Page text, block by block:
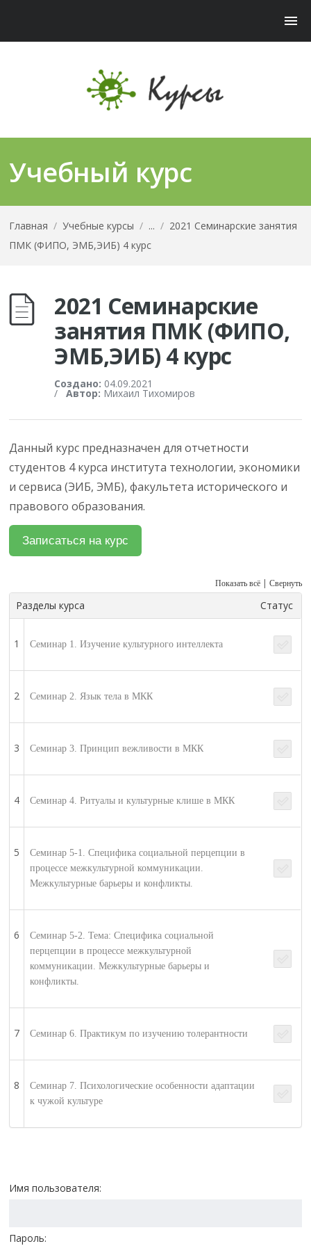
Учебный курс
Главная / Учебные курсы / ... / 2021 Семинарские занятия
ПМК (ФИПО, ЭМБ,ЭИБ) 4 курс
2021 Семинарские
занятия ПМК (ФИПО,
ЭМБ,ЭИБ) 4 курс
Создано: 04.09.2021
/ Автор: Михаил Тихомиров
Данный курс предназначен для отчетности
студентов 4 курса института технологии, экономики
и сервиса (ЭИБ, ЭМБ), факультета исторического и
правового образования.
Показать всё| Свернуть
Разделы курса Статус
1 Семинар 1. Изучение культурного интеллекта
2 Семинар 2. Язык тела в МКК
3 Семинар 3. Принцип вежливости в МКК
4 Семинар 4. Ритуалы и культурные клише в МКК
5
Семинар 5-1. Специфика социальной перцепции в
процессе межкультурной коммуникации.
Межкультурные барьеры и конфликты.
6
Семинар 5-2. Тема: Специфика социальной
перцепции в процессе межкультурной
коммуникации. Межкультурные барьеры и
конфликты.
7 Семинар 6. Практикум по изучению толерантности
8
Семинар 7. Психологические особенности адаптации
к чужой культуре
Имя пользователя:
Пароль: